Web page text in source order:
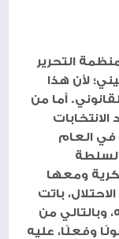
التحرير
لأن هذا
أما من
في العام
السلطة
ومعها
باتت
وبالتالي من
وفعلًا، عليه